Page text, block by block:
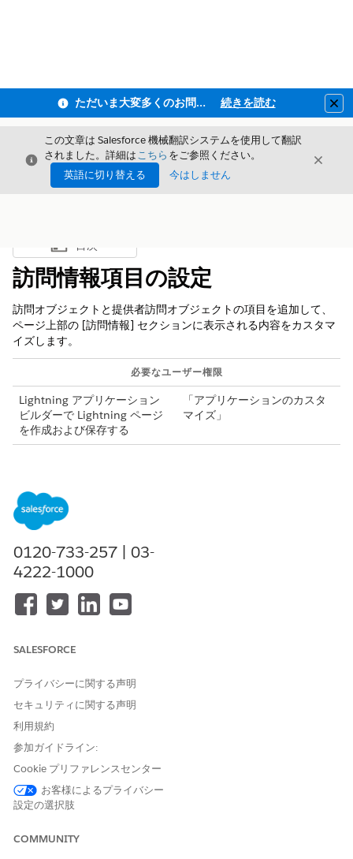
ただいま大変多くのお問い合わせをいただいており、ご連絡までにお時間を頂戴しております 続きを読む
閉じる
この文章は Salesforce 機械翻訳システムを使用して翻訳
されました。詳細はこちら をご参照ください。
英語に切り替える
今はしません
閉じる
目次を表示
目次
訪問情報項目の設定
訪問オブジェクトと提供者訪問オブジェクトの項目を追加して、
ページ上部の [訪問情報] セクションに表示される内容をカスタマ
イズします。
必要なユーザー権限
Lightning アプリケーション
ビルダーで Lightning ページ
を作成および保存する
「アプリケーションのカスタ
マイズ」
メモVisit オブジェクトで作成されたカスタム項目は、Visit
Engagement ページの Web バージョンには表示されません。
ページの Web バージョンにカスタム項目を表示するには、提
供者訪問オブジェクトでカスタム項目を作成し、提供者訪問ペ
ージレイアウトに追加します。
訪問オブジェクトを選択し、[ページレイアウト] を開きます。
す。
[チャネル] や [状況] などのサポートされている項目を [訪問]
ページレイアウトに追加して、システム項目のすぐ下に表示す
る。システム項目 (取引先、場所、予定開始時刻、予定終了時
刻) は、常にセクションの上部に表示されます。
変更内容を保存します。
[訪問提供者] ページを見つけて編集します。
[確認済み] などの標準 Life Sciences Cloud 項目を追加し
提供者訪問オブジェクトのカスタム項目を作成し、このペ
0120-733-257 | 03-
4222-1000
SALESFORCE
プライバシーに関する声明
セキュリティに関する声明
利用規約
参加ガイドライン:
Cookie プリファレンスセンター
お客様によるプライバシー
設定の選択肢
COMMUNITY